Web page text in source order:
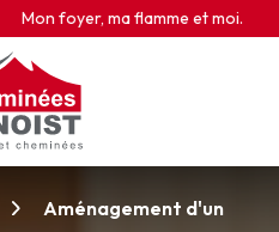
Mon foyer, ma flamme et moi.
Aménagement d'un